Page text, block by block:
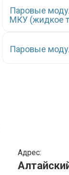
Паровые
МКУ (жидкое
Паровые
Адрес: